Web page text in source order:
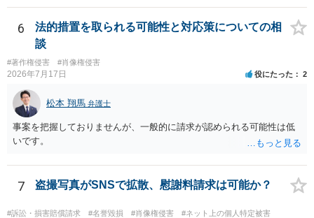
です。低解像度化や透かしだけでは十分とは限らず、事前同意を取得
する、第三者が識別できない程度に加工する、又は本人のアカウント
内だけで表示する方法を検討すべきです。 なりすまし購入・転売が行
われた場合、御社の責任が当然に生じるわけではありません。しか
し、自己申告だけで購入でき、自社が照合不一致を検出しても販売を
止めていない現行の運用では、予測可能な不正への対策を怠ったとし
て、撮影された本人に対する損害賠償責任が認められる可能性があり
ます。 検討中の対策は、いずれも過剰ではなく、必要な方向性です。
ただし、それだけで十分とはいえません。ゲスト購入の廃止は購入者
の追跡には役立ちますが、その人が被写体本人であることまでは確認
できません。照合不一致時の販売保留・手動レビューは特に重要で
す。セッションの遡及作成は、検知するだけでなく、原則として販売
保留又は追加確認の対象とすべきです。フォレンジック透かしは転売
者の特定や抑止には有効ですが、不正購入や同意前の公開自体を防ぐ
6
法的措置を取られる可能性と対応策についての相
談
#著作権侵害 #肖像権侵害
2026年7月17日 役にたった 2
松本 翔馬 弁護士
事案を把握しておりませんが、一般的に請求が認められる可能性は低
いです。
7 盗撮写真がSNSで拡散、慰謝料請求は可能か？
#訴訟・損害賠償請求 #名誉毀損 #肖像権侵害 #ネット上の個人特定被害